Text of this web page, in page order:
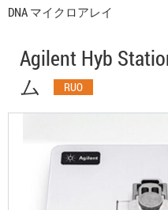
DNA マイクロアレイ
Agilent Hyb
ム
RUO